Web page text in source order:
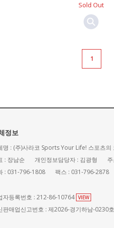
Sold Out
1
정보
명 : (주)사라코 Sports Your Life! 스포츠의
: 장남순
개인정보담당자 : 김광형
: 031-796-1808
팩스 : 031-796-2878
자등록번호 : 212-86-10764 VIEW
판매업신고번호 : 제2026-경기하남-0230호